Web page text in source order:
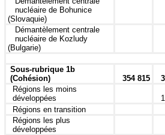
nucléaire de Bohunice
(Slovaquie)
Démantèlement centrale
nucléaire de Kozludy
(Bulgarie)
Sous-rubrique 1b
(Cohésion)
354 815
Régions les moins
développées
Régions en transition
Régions les plus
développées